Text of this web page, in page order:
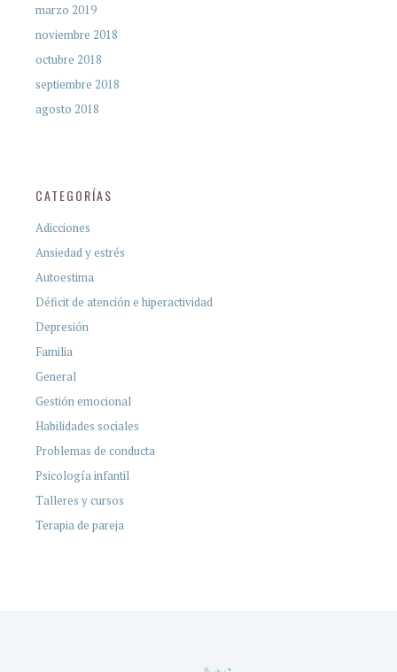
marzo 2019
noviembre 2018
octubre 2018
septiembre 2018
agosto 2018
CATEGORÍAS
Adicciones
Ansiedad y estrés
Autoestima
Déficit de atención e hiperactividad
Depresión
Familia
General
Gestión emocional
Habilidades sociales
Problemas de conducta
Psicología infantil
Talleres y cursos
Terapia de pareja